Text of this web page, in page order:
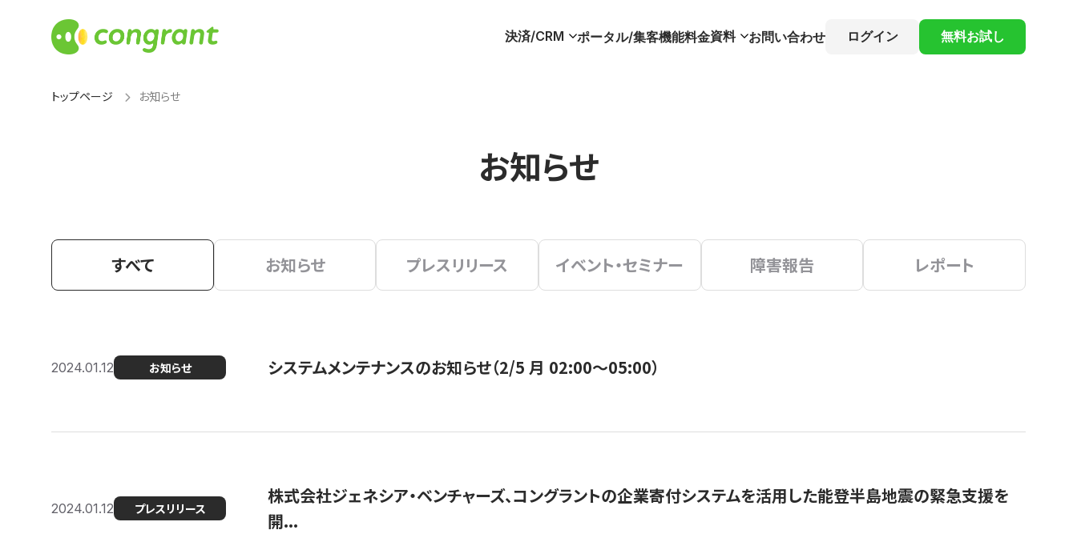
決済/CRM ポータル/集客機能料金資料 お問い合わせ ログイン 無料お試し
トップページ お知らせ
お知らせ
すべて お知らせ プレスリリース イベント・セミナー 障害報告 レポート
2024.01.12 お知らせ システムメンテナンスのお知らせ（2/5 月 02:00〜05:00）
2024.01.12 プレスリリース
株式会社ジェネシア・ベンチャーズ、コングラントの企業寄付システムを活用した能登半島地震の緊急支援を
開...